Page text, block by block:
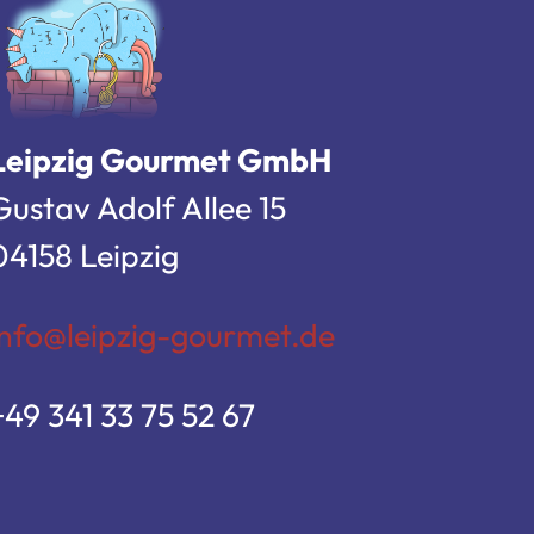
Gourmet GmbH
Adolf Allee 15
Leipzig
gourmet.de
341 33 75 52 67